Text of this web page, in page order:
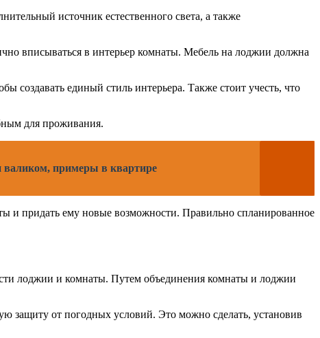
источник естественного света, а также
вписываться в интерьер комнаты. Мебель на лоджии должна
единый стиль интерьера. Также стоит учесть, что
для проживания.
валиком, примеры в квартире
и придать ему новые возможности. Правильно спланированное
лоджии и комнаты. Путем объединения комнаты и лоджии
защиту от погодных условий. Это можно сделать, установив